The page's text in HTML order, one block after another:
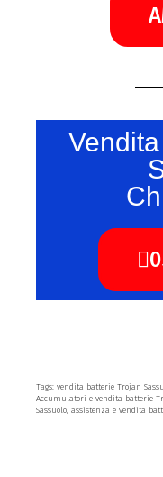
Tags: vendita batterie Trojan
Accumulatori e vendita batterie
Sassuolo, assistenza e vendita